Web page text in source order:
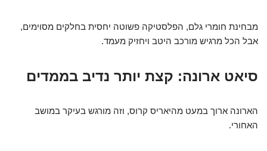
מבחינת חומרי גלם, הפלסטיקה פשוטה יחסית בחלקים מסוימים,
אבל הכל מרגיש מורכב היטב ויחזיק מעמד.
סיאט ארונה: קצת יותר נדיב בממדים
הארונה ארוך במעט מהיאריס קרוס, וזה מורגש בעיקר במושב
האחורי.